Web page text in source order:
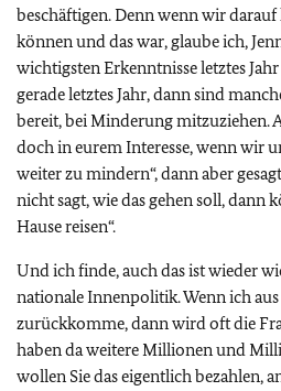
beschäftigen. Denn wenn wir
können und das war, glaube ich,
wichtigsten Erkenntnisse letztes
gerade letztes Jahr, dann sind
bereit, bei Minderung mitzuziehen.
doch in eurem Interesse, wenn wir
weiter zu mindern“, dann aber
nicht sagt, wie das gehen soll, dann
Hause reisen“.
Und ich finde, auch das ist wieder
nationale Innenpolitik. Wenn ich
zurückkomme, dann wird oft die
haben da weitere Millionen und
wollen Sie das eigentlich bezahlen,